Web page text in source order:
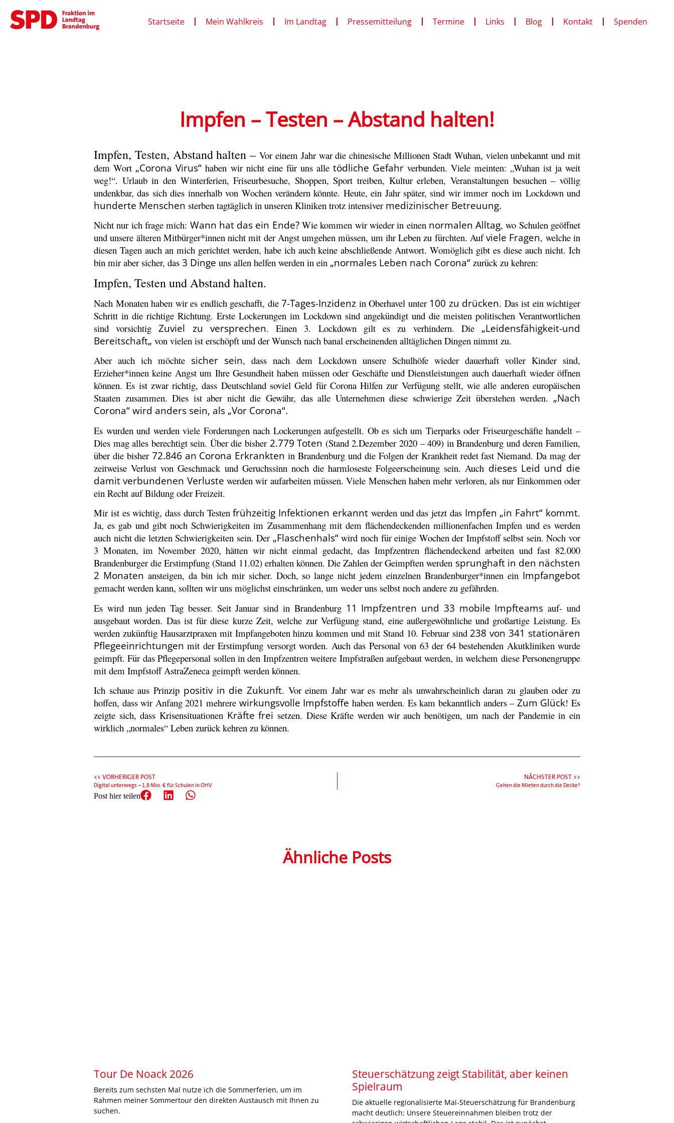
Startseite Mein Wahlkreis Im Landtag Pressemitteilung Termine Links Blog Kontakt Spenden
Impfen – Testen – Abstand halten!
Impfen, Testen, Abstand halten –Vor einem Jahr war die chinesische Millionen Stadt Wuhan, vielen unbekannt und mit
dem Wort „Corona Virus“ haben wir nicht eine für uns alletödliche Gefahr verbunden. Viele meinten: „Wuhan ist ja weit
weg!“. Urlaub in den Winterferien, Friseurbesuche, Shoppen, Sport treiben, Kultur erleben, Veranstaltungen besuchen – völlig
undenkbar, das sich dies innerhalb von Wochen verändern könnte. Heute, ein Jahr später, sind wir immer noch im Lockdown und
hunderte Menschen sterben tagtäglich in unseren Kliniken trotz intensiver medizinischer Betreuung.
Nicht nur ich frage mich: Wann hat das ein Ende?Wie kommen wir wieder in einennormalen Alltag, wo Schulen geöffnet
und unsere älteren Mitbürger*innen nicht mit der Angst umgehen müssen, um ihr Leben zu fürchten. Aufviele Fragen, welche in
diesen Tagen auch an mich gerichtet werden, habe ich auch keine abschließende Antwort. Womöglich gibt es diese auch nicht. Ich
bin mir aber sicher, das 3 Dinge uns allen helfen werden in ein „normales Leben nach Corona“ zurück zu kehren:
Impfen, Testen und Abstand halten.
Nach Monaten haben wir es endlich geschafft, die 7-Tages-Inzidenz in Oberhavel unter 100 zu drücken. Das ist ein wichtiger
Schritt in die richtige Richtung. Erste Lockerungen im Lockdown sind angekündigt und die meisten politischen Verantwortlichen
sind vorsichtigZuviel zu versprechen. Einen 3. Lockdown gilt es zu verhindern. Die „Leidensfähigkeit-und
Bereitschaft„ von vielen ist erschöpft und der Wunsch nach banal erscheinenden alltäglichen Dingen nimmt zu.
Aber auch ich möchte sicher sein, dass nach dem Lockdown unsere Schulhöfe wieder dauerhaft voller Kinder sind,
Erzieher*innen keine Angst um Ihre Gesundheit haben müssen oder Geschäfte und Dienstleistungen auch dauerhaft wieder öffnen
können.Es ist zwar richtig, dass Deutschland soviel Geld für Corona Hilfen zur Verfügung stellt, wie alle anderen europäischen
Staaten zusammen. Dies ist aber nicht die Gewähr, das alle Unternehmen diese schwierige Zeit überstehen werden. „Nach
Corona“ wird anders sein, als „Vor Corona“.
Es wurden und werden viele Forderungen nach Lockerungen aufgestellt. Ob es sich um Tierparks oder Friseurgeschäfte handelt –
Dies mag alles berechtigt sein. Über die bisher 2.779 Toten (Stand 2.Dezember 2020 – 409) in Brandenburg und deren Familien,
über die bisher 72.846 an Corona Erkrankten in Brandenburg und die Folgen der Krankheit redet fast Niemand. Da mag der
zeitweise Verlust von Geschmack und Geruchssinn noch die harmloseste Folgeerscheinung sein. Auch dieses Leid und die
damit verbundenen Verluste werden wir aufarbeiten müssen. Viele Menschen haben mehr verloren, als nur Einkommen oder
ein Recht auf Bildung oder Freizeit.
Mir ist es wichtig, dass durch Testenfrühzeitig Infektionen erkannt werden und das jetzt das Impfen „in Fahrt“ kommt.
Ja, es gab und gibt noch Schwierigkeiten im Zusammenhang mit dem flächendeckenden millionenfachen Impfen und es werden
auch nicht die letzten Schwierigkeiten sein. Der „Flaschenhals“wird noch für einige Wochen der Impfstoff selbst sein. Noch vor
3 Monaten, im November 2020, hätten wir nicht einmal gedacht, das Impfzentren flächendeckend arbeiten und fast 82.000
Brandenburger die Erstimpfung (Stand 11.02) erhalten können. Die Zahlen der Geimpften werden sprunghaft in den nächsten
2 Monaten ansteigen, da bin ich mir sicher. Doch, so lange nicht jedem einzelnen Brandenburger*innen ein Impfangebot
gemacht werden kann, sollten wir uns möglichst einschränken, um weder uns selbst noch andere zu gefährden.
Es wird nun jeden Tag besser. Seit Januar sind in Brandenburg 11 Impfzentren und 33 mobile Impfteams auf- und
ausgebaut worden. Das ist für diese kurze Zeit, welche zur Verfügung stand, eine außergewöhnliche und großartige Leistung. Es
werden zukünftig Hausarztpraxen mit Impfangeboten hinzu kommen und mit Stand 10. Februar sind 238 von 341 stationären
Pflegeeinrichtungen mit der Erstimpfung versorgt worden. Auch das Personal von 63 der 64 bestehenden Akutkliniken wurde
geimpft. Für das Pflegepersonal sollen in den Impfzentren weitere Impfstraßen aufgebaut werden, in welchem diese Personengruppe
mit dem Impfstoff AstraZeneca geimpft werden können.
Ich schaue aus Prinzip positiv in die Zukunft. Vor einem Jahr war es mehr als unwahrscheinlich daran zu glauben oder zu
hoffen, dass wir Anfang 2021 mehrere wirkungsvolle Impfstoffe haben werden. Es kam bekanntlich anders – Zum Glück! Es
zeigte sich, dass Krisensituationen Kräfte frei setzen. Diese Kräfte werden wir auch benötigen, um nach der Pandemie in ein
wirklich „normales“ Leben zurück kehren zu können.
<< VORHERIGER POST
Digital unterwegs – 1,8 Mio. € für Schulen in OHV
NÄCHSTER POST >>
Gehen die Mieten durch die Decke?
Post hier teilen
Ähnliche Posts
Tour De Noack 2026
Bereits zum sechsten Mal nutze ich die Sommerferien, um im
Rahmen meiner Sommertour den direkten Austausch mit Ihnen zu
suchen.
Steuerschätzung zeigt Stabilität, aber keinen
Spielraum
Die aktuelle regionalisierte Mai-Steuerschätzung für Brandenburg
macht deutlich: Unsere Steuereinnahmen bleiben trotz der